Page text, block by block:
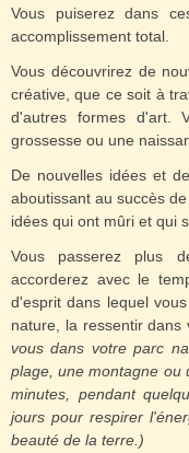
Vous puiserez dans
accomplissement total.
Vous découvrirez de
créative, que ce soit à
d'autres formes d'art.
grossesse ou une
De nouvelles idées et
aboutissant au succès
idées qui ont mûri et qui
Vous passerez plus
accorderez avec le
d'esprit dans lequel
nature, la ressentir
vous dans votre parc
plage, une montagne ou
minutes, pendant
jours pour respirer
beauté de la terre.)